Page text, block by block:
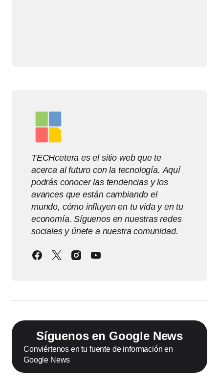
TECHcetera es el sitio web que te
acerca al futuro con la tecnología. Aquí
podrás conocer las tendencias y los
avances que están cambiando el
mundo, cómo influyen en tu vida y en tu
economía. Síguenos en nuestras redes
sociales y únete a nuestra comunidad.
Síguenos en Google News
Conviértenos en tu fuente de información en
Google News